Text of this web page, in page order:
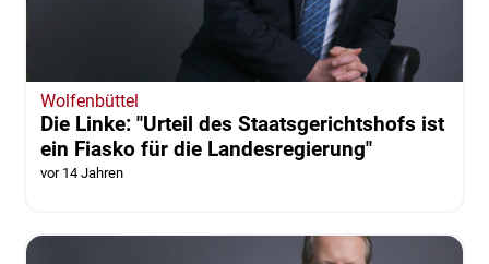
Wolfenbüttel
Die Linke: "Urteil des Staatsgerichtshofs ist
ein Fiasko für die Landesregierung"
vor 14 Jahren